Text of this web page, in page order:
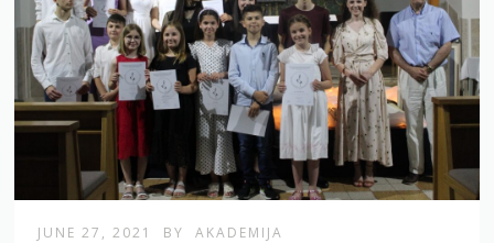
JUNE 27, 2021 BY AKADEMIJA